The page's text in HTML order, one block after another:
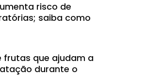
risco de
saiba como
frutas que ajudam a
durante o